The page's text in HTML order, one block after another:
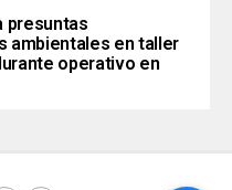
presuntas
ambientales en taller
operativo en